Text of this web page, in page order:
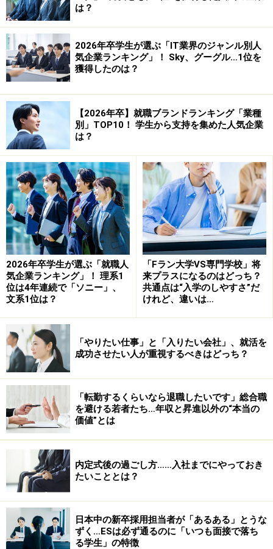
ポイントは2つ。
素材を集める。
基礎力を上げる。
この二つを意識すればいいのである。
一つ一つ、ポイントを押さえて行こう。
※次のページで、素材を集めるプランを立てる！
※記事内容は執筆時点のものです。最新の内容をご確認くださ
い。
次のページへ
は？
2026年卒学生が選ぶ「IT業界のジャンル別人
気企業ランキング」！ Sky、グーグル…1位を
獲得したのは？
【2026年卒】就職ブランドランキング「業種
別」TOP10！ 学生から支持を集めた人気企業
は？
2026年卒学生が選ぶ「就職人
気企業ランキング」！ 理系1
位は4年連続で「ソニー」、
文系1位は？
「Fラン大学VS専門学校」将
来プラスになるのはどっち？
共通点は“入学のしやすさ”だ
けれど、違いは…
「やりたい仕事」と「入りたい会社」、就活を
成功させたい人が重視するべきはどっち？
「転勤するくらいなら退職したいです」総合職
を避ける若者たち…年収と昇進以外の“本当の
価値”とは
内定式後の過ごし方……入社までにやっておき
たいこととは？
日本中の新卒採用担当者が「あるある」とうな
ずく…ESは必ず通るのに「いつも面接で落ち
る学生」の特徴